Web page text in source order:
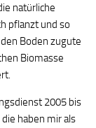
natürliche
pflanzt und so
Boden zugute
Biomasse
2005 bis
haben mir als